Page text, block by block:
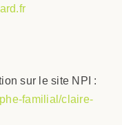
sur le site NPI :
familial/claire-